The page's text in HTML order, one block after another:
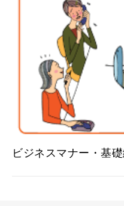
ビジネスマナー・基